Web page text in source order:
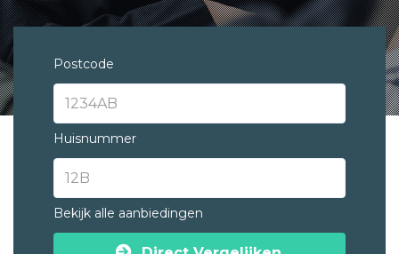
Postcode
Huisnummer
Bekijk alle aanbiedingen